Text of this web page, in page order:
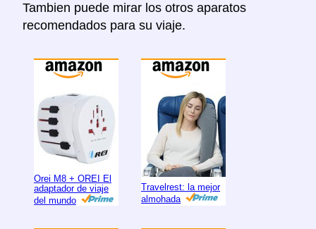
Tambien puede mirar los otros aparatos
recomendados para su viaje.
Orei M8 + OREI El
adaptador de viaje
del mundo
Travelrest: la mejor
almohada